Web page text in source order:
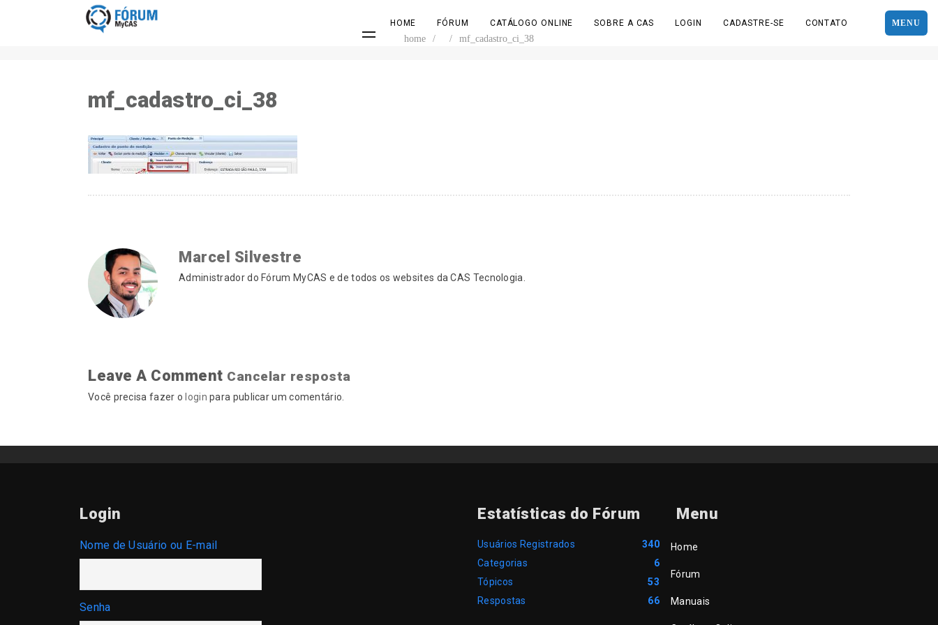
MENU
HOME FÓRUM CATÁLOGO ONLINE SOBRE A CAS LOGIN CADASTRE-SE CONTATO
home / / mf_cadastro_ci_38
mf_cadastro_ci_38
Marcel Silvestre
Administrador do Fórum MyCAS e de todos os websites da CAS Tecnologia.
Leave A Comment Cancelar resposta
Você precisa fazer o login para publicar um comentário.
Login
Nome de Usuário ou E-mail
Senha
Estatísticas do Fórum
Usuários Registrados
340
Categorias
6
Tópicos
53
Respostas
66
Menu
Home
Fórum
Manuais